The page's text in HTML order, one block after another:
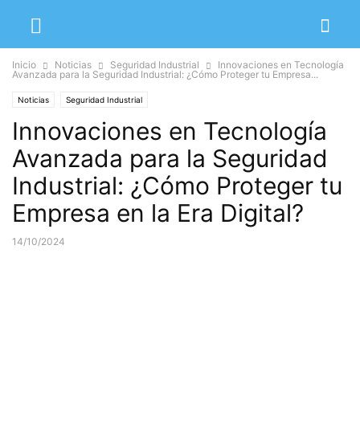
Inicio Noticias Seguridad Industrial
Innovaciones en Tecnología
Avanzada para la Seguridad Industrial: ¿Cómo Proteger tu Empresa...
Noticias Seguridad Industrial
Innovaciones en Tecnología
Avanzada para la Seguridad
Industrial: ¿Cómo Proteger tu
Empresa en la Era Digital?
14/10/2024